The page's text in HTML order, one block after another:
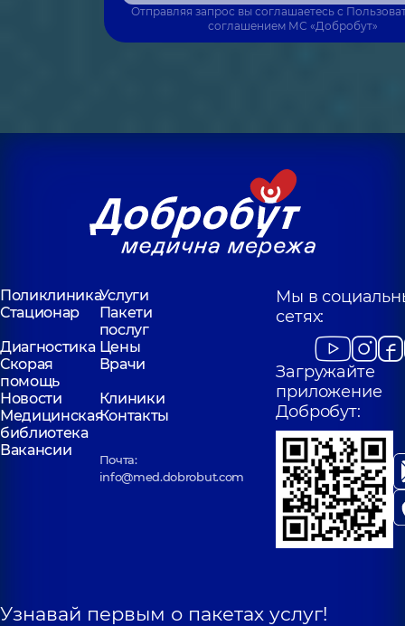
Отправляя запрос вы соглашаетесь с
соглашением МС «Добробут»
ПоликлиникаУслуги
Стационар
Пакети
послуг
Диагностика Цены
Скорая
помощь
Врачи
Новости
Клиники
Медицинская
библиотека
Контакты
Вакансии
Почта:
info@med.dobrobut.com
Мы в
сетях:
Загружайте
приложение
Добробут:
Узнавай первым о пакетах услуг!